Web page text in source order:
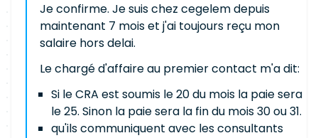
Je confirme. Je suis chez cegelem depuis
maintenant 7 mois et j'ai toujours reçu mon
salaire hors delai.
Le chargé d'affaire au premier contact m'a dit:
Si le CRA est soumis le 20 du mois la paie sera
le 25. Sinon la paie sera la fin du mois 30 ou 31.
qu'ils communiquent avec les consultants